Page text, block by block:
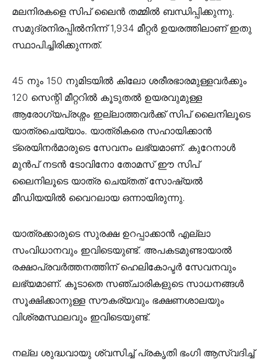
മലനിരകളെ സിപ് ലൈന്‍ തമ്മില്‍ ബന്ധിപ്പിക്കുന്നു.
സമുദ്രനിരപ്പില്‍നിന്ന് 1,934 മീറ്റര്‍ ഉയരത്തിലാണ് ഇതു
സ്ഥാപിച്ചിരിക്കുന്നത്.
45 നും 150 നുമിടയില്‍ കിലോ ശരീരഭാരമുള്ളവര്‍ക്കും
120 സെന്റി മീറ്ററില്‍ കൂടുതല്‍ ഉയരവുമുള്ള
ആരോഗ്യപ്രശ്നം ഇല്ലാത്തവര്‍ക്ക് സിപ് ലൈനിലൂടെ
യാത്രചെയ്യാം. യാത്രികരെ സഹായിക്കാന്‍
ട്രെയിനര്‍മാരുടെ സേവനം ലഭ്യമാണ്. കുറേനാൾ
മുൻപ് നടൻ ടോവിനോ തോമസ് ഈ സിപ്
ലൈനിലൂടെ യാത്ര ചെയ്തത് സോഷ്യൽ
മീഡിയയിൽ വൈറലായ ഒന്നായിരുന്നു.
യാത്രക്കാരുടെ സുരക്ഷ ഉറപ്പാക്കാന്‍ എല്ലാ
സംവിധാനവും ഇവിടെയുണ്ട്. അപകടമുണ്ടായാല്‍
രക്ഷാപ്രവര്‍ത്തനത്തിന് ഹെലികോപ്ടര്‍ സേവനവും
ലഭ്യമാണ്. കൂടാതെ സഞ്ചാരികളുടെ സാധനങ്ങള്‍
സൂക്ഷിക്കാനുള്ള സൗകര്യവും ഭക്ഷണശാലയും
വിശ്രമസ്ഥലവും ഇവിടെയുണ്ട്.
നല്ല ശുദ്ധവായു ശ്വസിച്ച് പ്രകൃതി ഭംഗി ആസ്വദിച്ച്